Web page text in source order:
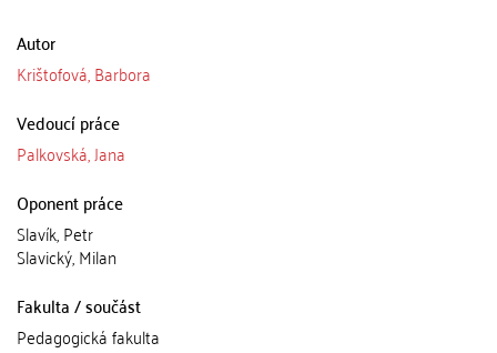
Autor
Krištofová, Barbora
Vedoucí práce
Palkovská, Jana
Oponent práce
Slavík, Petr
Slavický, Milan
Fakulta / součást
Pedagogická fakulta